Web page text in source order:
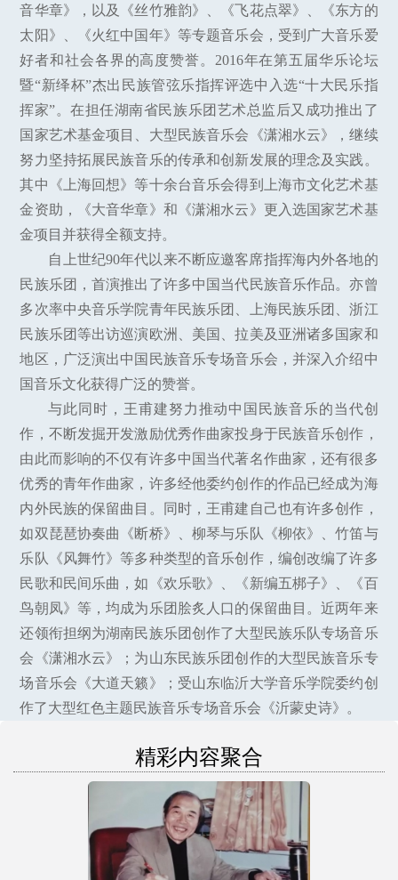
音华章》，以及《丝竹雅韵》、《飞花点翠》、《东方的
太阳》、《火红中国年》等专题音乐会，受到广大音乐爱
好者和社会各界的高度赞誉。2016年在第五届华乐论坛
暨“新绎杯”杰出民族管弦乐指挥评选中入选“十大民乐指
挥家”。在担任湖南省民族乐团艺术总监后又成功推出了
国家艺术基金项目、大型民族音乐会《潇湘水云》，继续
努力坚持拓展民族音乐的传承和创新发展的理念及实践。
其中《上海回想》等十余台音乐会得到上海市文化艺术基
金资助，《大音华章》和《潇湘水云》更入选国家艺术基
金项目并获得全额支持。
自上世纪90年代以来不断应邀客席指挥海内外各地的
民族乐团，首演推出了许多中国当代民族音乐作品。亦曾
多次率中央音乐学院青年民族乐团、上海民族乐团、浙江
民族乐团等出访巡演欧洲、美国、拉美及亚洲诸多国家和
地区，广泛演出中国民族音乐专场音乐会，并深入介绍中
国音乐文化获得广泛的赞誉。
与此同时，王甫建努力推动中国民族音乐的当代创
作，不断发掘开发激励优秀作曲家投身于民族音乐创作，
由此而影响的不仅有许多中国当代著名作曲家，还有很多
优秀的青年作曲家，许多经他委约创作的作品已经成为海
内外民族的保留曲目。同时，王甫建自己也有许多创作，
如双琵琶协奏曲《断桥》、柳琴与乐队《柳依》、竹笛与
乐队《风舞竹》等多种类型的音乐创作，编创改编了许多
民歌和民间乐曲，如《欢乐歌》、《新编五梆子》、《百
鸟朝凤》等，均成为乐团脍炙人口的保留曲目。近两年来
还领衔担纲为湖南民族乐团创作了大型民族乐队专场音乐
会《潇湘水云》；为山东民族乐团创作的大型民族音乐专
场音乐会《大道天籁》；受山东临沂大学音乐学院委约创
作了大型红色主题民族音乐专场音乐会《沂蒙史诗》。
精彩内容聚合